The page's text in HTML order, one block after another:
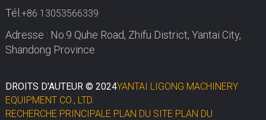
Tél. +86 13053566339
Adresse : No.9 Quhe Road, Zhifu District, Yantai City,
Shandong Province
DROITS D'AUTEUR © 2024YANTAI LIGONG MACHINERY
EQUIPMENT CO., LTD.
RECHERCHE PRINCIPALE PLAN DU SITE PLAN DU